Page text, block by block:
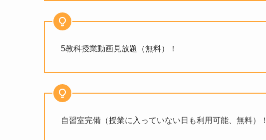
5教科授業動画見放題（無料）！
自習室完備（授業に入っていない日も利用可能、無料）！